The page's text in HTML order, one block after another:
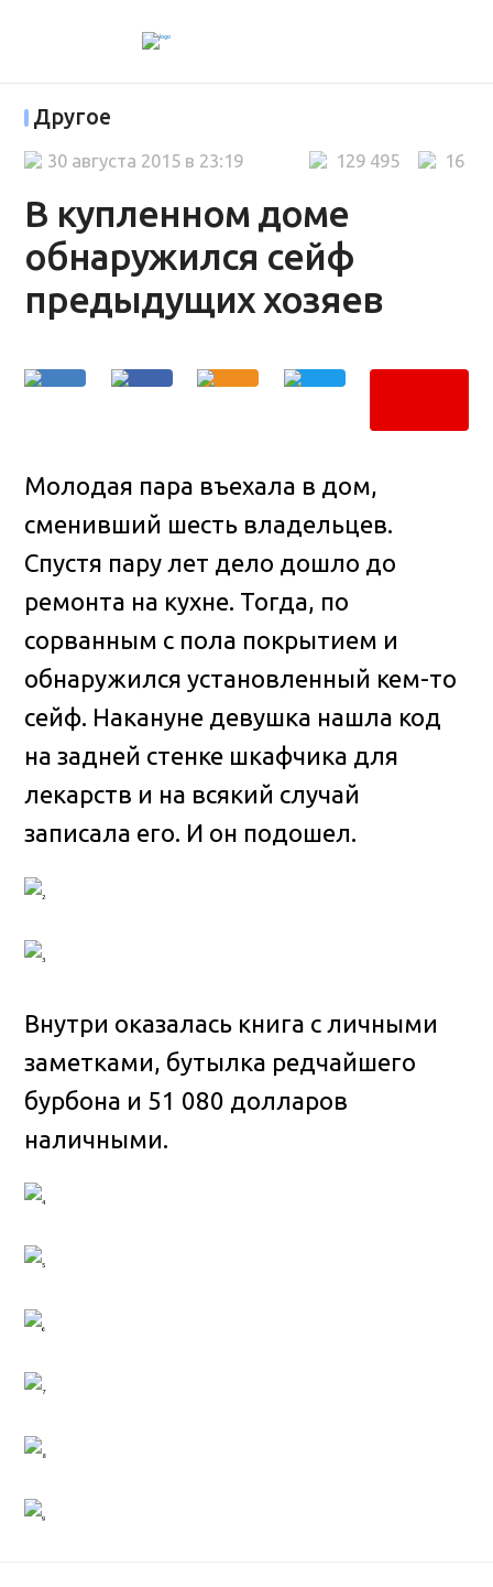
Другое
В купленном доме
обнаружился сейф
предыдущих хозяев
16
129 495
30 августа 2015 в 23:19
Молодая пара въехала в дом,
сменивший шесть владельцев.
Спустя пару лет дело дошло до
ремонта на кухне. Тогда, по
сорванным с пола покрытием и
обнаружился установленный кем-то
сейф. Накануне девушка нашла код
на задней стенке шкафчика для
лекарств и на всякий случай
записала его. И он подошел.
Внутри оказалась книга с личными
заметками, бутылка редчайшего
бурбона и 51 080 долларов
наличными.